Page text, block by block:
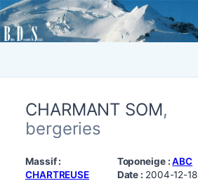
CHARMANT SOM,
bergeries
Massif :
CHARTREUSE
Toponeige :ABC
Date : 2004-12-18